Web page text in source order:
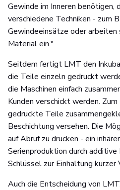
Gewinde im Inneren benötigen,
verschiedene Techniken - zum
Gewindeeinsätze oder arbeiten
Material ein."
Seitdem fertigt LMT den
die Teile einzeln gedruckt
die Maschinen einfach
Kunden verschickt werden.
gedruckte Teile
Beschichtung versehen. Die
auf Abruf zu drucken - ein
Serienproduktion durch
Schlüssel zur Einhaltung kurzer
Auch die Entscheidung von